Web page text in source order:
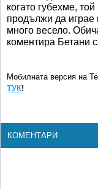
когато губехме,
продължи да
много весело.
коментира Бетани
Мобилната версия на
ТУК!
КОМЕНТАРИ